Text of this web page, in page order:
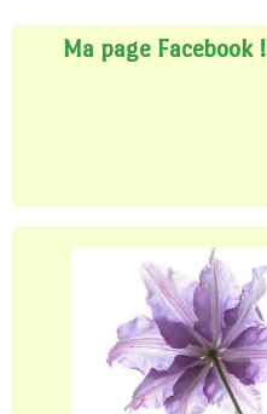
Ma page Facebook !